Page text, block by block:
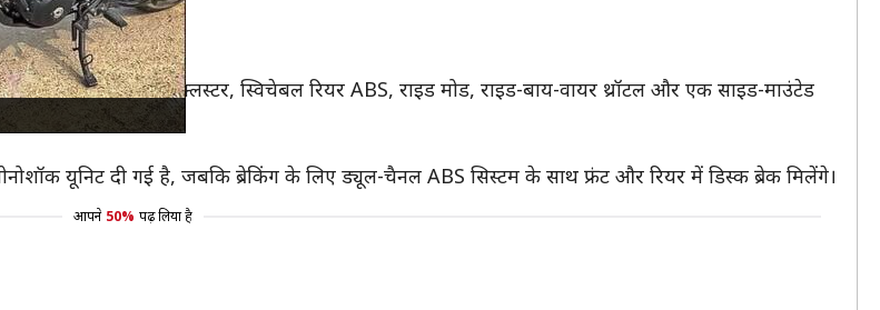
एक TFT इंस्ट्रूमेंट क्लस्टर, स्विचेबल रियर ABS, राइड मोड, राइड-बाय-वायर थ्रॉटल और एक साइड-माउंटेड
यूनिट दी गई है, जबकि ब्रेकिंग के लिए ड्यूल-चैनल ABS सिस्टम के साथ फ्रंट और रियर में डिस्क ब्रेक मिलेंगे।
आपने 50% पढ़ लिया है